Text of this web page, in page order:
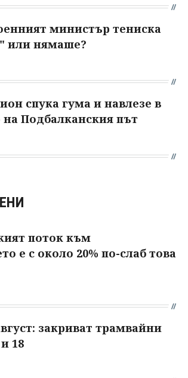
министър тениска
или нямаше?
спука гума и навлезе в
Подбалканския път
поток към
е с около 20% по-слаб това
закриват трамвайни
18